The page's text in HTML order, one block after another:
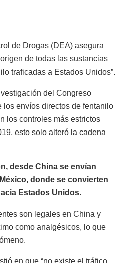
de Drogas (DEA) asegura
de todas las sustancias
traficadas a Estados Unidos”.
del Congreso
los envíos directos de fentanilo
los controles más estrictos
esto solo alteró la cadena
desde China se envían
donde se convierten
Estados Unidos.
son legales en China y
como analgésicos, lo que